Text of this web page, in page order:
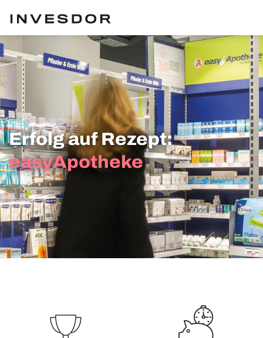
Erfolg auf Rezept:
easyApotheke